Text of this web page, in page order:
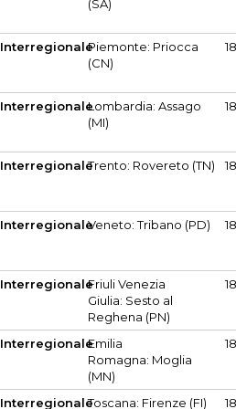
(SA)
InterregionalePiemonte: Priocca
(CN)
InterregionaleLombardia: Assago
(MI)
InterregionaleTrento: Rovereto (TN)
InterregionaleVeneto: Tribano (PD)
InterregionaleFriuli Venezia
Giulia: Sesto al
Reghena (PN)
InterregionaleEmilia
Romagna: Moglia
(MN)
InterregionaleToscana: Firenze (FI)